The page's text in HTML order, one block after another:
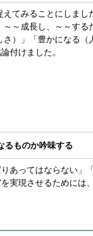
てみることにしま
～成長し、～～する
）」「豊かになる
付けました。
るものか吟味する
あってはならない」
実現させるために